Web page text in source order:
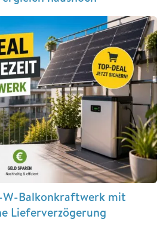
Balkonkraftwerk mit
Lieferverzögerung